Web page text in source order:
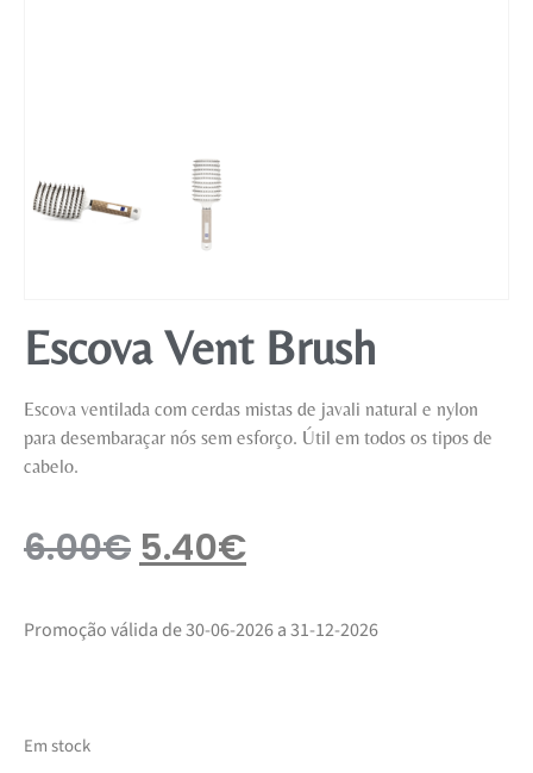
Escova Vent Brush
Escova ventilada com cerdas mistas de javali natural e nylon
para desembaraçar nós sem esforço. Útil em todos os tipos de
cabelo.
6.00€ 5.40€
Promoção válida de 30-06-2026 a 31-12-2026
Em stock